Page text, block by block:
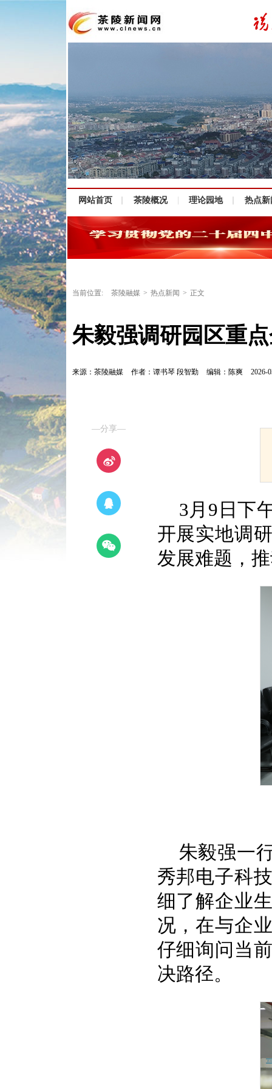
网站首页 茶陵概况 理论园地 热点新
当前位置: 茶陵融媒 > 热点新闻 > 正文
朱毅强调研园区重
来源：茶陵融媒 作者：谭书琴 段智勤 编辑：陈爽 2026-
—分享—
3月9日下
开展实地调
发展难题，
朱毅强一
秀邦电子科
细了解企业
况，在与企
仔细询问当
决路径。